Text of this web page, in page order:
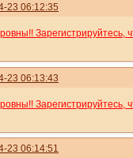
23 06:12:35
Зарегистрируйтесь,
23 06:13:43
Зарегистрируйтесь,
23 06:14:51